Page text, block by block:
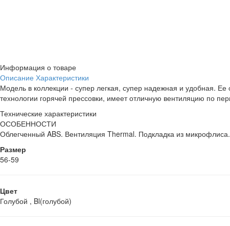
Информация о товаре
Описание Характеристики
Модель в коллекции - супер легкая, супер надежная и удобная.
технологии горячей прессовки, имеет отличную вентиляцию по
Технические характеристики
ОСОБЕННОСТИ
Облегченный ABS. Вентиляция Thermal. Подкладка из
Размер
56-59
Цвет
Голубой , Bl(голубой)